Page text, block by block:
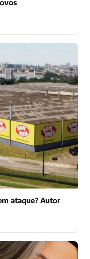
ataque? Autor